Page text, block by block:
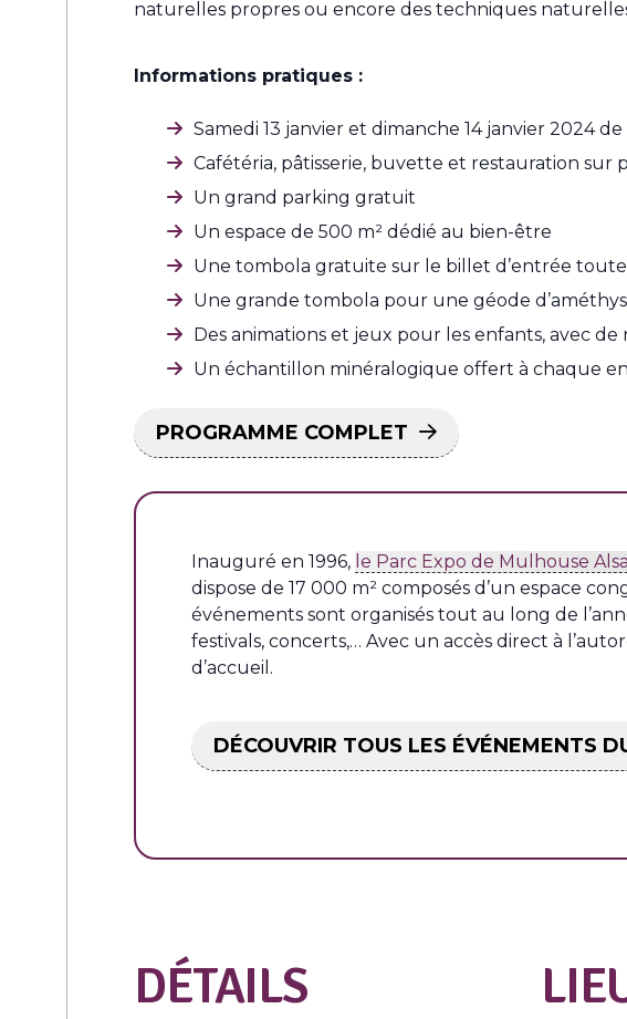
naturelles propres ou encore des techniques
Informations pratiques :
Samedi 13 janvier et dimanche 14 janvier 2024
Cafétéria, pâtisserie, buvette et restauration sur
Un grand parking gratuit
Un espace de 500 m² dédié au bien-être
Une tombola gratuite sur le billet d’entrée
Une grande tombola pour une géode
Des animations et jeux pour les enfants, avec
Un échantillon minéralogique offert à chaque
PROGRAMME COMPLET
Inauguré en 1996, le Parc Expo de Mulhouse
dispose de 17 000 m² composés d’un espace
événements sont organisés tout au long de
festivals, concerts,… Avec un accès direct à
d’accueil.
DÉCOUVRIR TOUS LES ÉVÉNEMENTS
DÉTAILS